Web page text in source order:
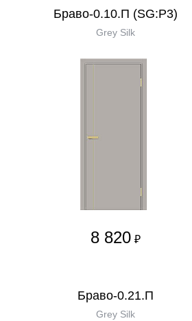
Браво-0.10.П (SG:P3)
Grey Silk
8 820 ₽
Браво-0.21.П
Grey Silk